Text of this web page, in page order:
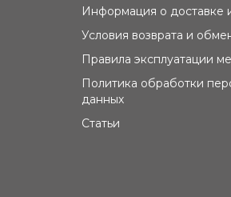
Информация о доставке
Условия возврата и
Правила эксплуатации
Политика обработки
данных
Статьи